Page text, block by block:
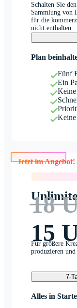
Schalten Sie
Sammlung von
für die
nicht enthalten.
Plan
Fünf
Ein
Keine
Jetzt im Angebot!
18
15
Für größere
produzieren
7-
Alles in